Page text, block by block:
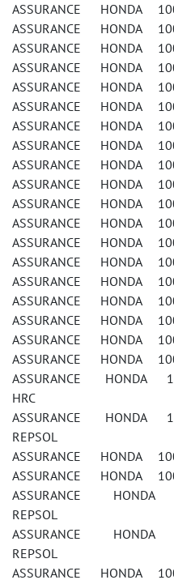
ASSURANCE HONDA
ASSURANCE HONDA
ASSURANCE HONDA
ASSURANCE HONDA
ASSURANCE HONDA
ASSURANCE HONDA
ASSURANCE HONDA
ASSURANCE HONDA
ASSURANCE HONDA
ASSURANCE HONDA
ASSURANCE HONDA
ASSURANCE HONDA
ASSURANCE HONDA
ASSURANCE HONDA
ASSURANCE HONDA
ASSURANCE HONDA
ASSURANCE HONDA
ASSURANCE HONDA
ASSURANCE HONDA
ASSURANCE HONDA
HRC
ASSURANCE HONDA
REPSOL
ASSURANCE HONDA
ASSURANCE HONDA
ASSURANCE HONDA
REPSOL
ASSURANCE HONDA
REPSOL
ASSURANCE HONDA